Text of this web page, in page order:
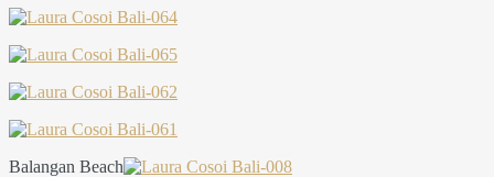
Balangan Beach